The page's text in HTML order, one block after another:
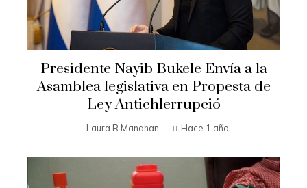
Presidente Nayib Bukele Envía a la
Asamblea legislativa en Propesta de
Ley Antichlerrupció
Laura R Manahan Hace 1 año